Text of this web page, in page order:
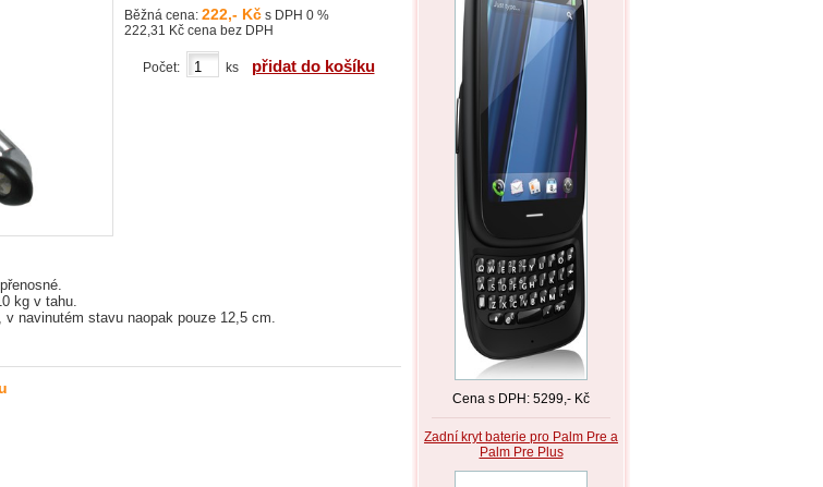
Cena s DPH: 5299,- Kč
Zadní kryt baterie pro Palm Pre a
Palm Pre Plus
Běžná cena: 222,- Kč s DPH 0 %
222,31 Kč cena bez DPH
Počet: ks přidat do košíku
kg v tahu.
navinutém stavu naopak pouze 12,5 cm.